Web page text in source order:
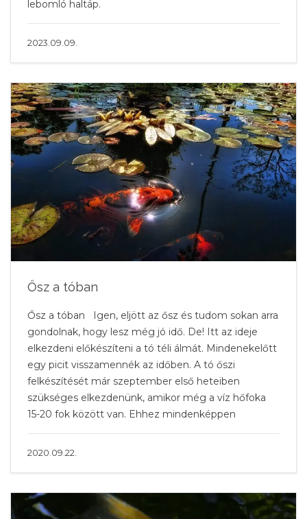
lebomló haltáp.
2023.09.09.
Ősz a tóban
Ősz a tóban Igen, eljött az ősz és tudom sokan arra
gondolnak, hogy lesz még jó idő. De! Itt az ideje
elkezdeni előkészíteni a tó téli álmát. Mindenekelőtt
egy picit visszamennék az időben. A tó őszi
felkészítését már szeptember első heteiben
szükséges elkezdenünk, amikor még a víz hőfoka
15-20 fok között van. Ehhez mindenképpen
2020.09.22.